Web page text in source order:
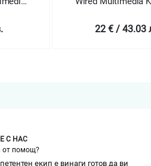
22 € / 43.03
С НАС
от помощ?
екип е винаги готов да ви